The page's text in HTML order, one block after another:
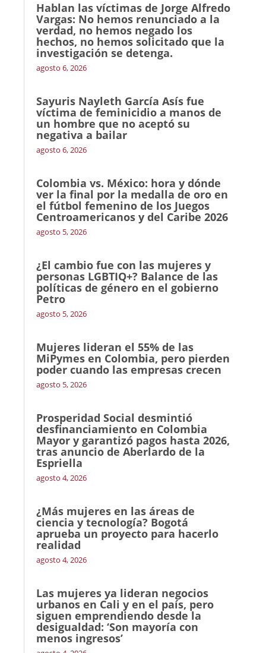
Hablan las víctimas de Jorge Alfredo
Vargas: No hemos renunciado a la
verdad, no hemos negado los
hechos, no hemos solicitado que la
investigación se detenga.
agosto 6, 2026
Sayuris Nayleth García Asís fue
víctima de feminicidio a manos de
un hombre que no aceptó su
negativa a bailar
agosto 6, 2026
Colombia vs. México: hora y dónde
ver la final por la medalla de oro en
el fútbol femenino de los Juegos
Centroamericanos y del Caribe 2026
agosto 5, 2026
¿El cambio fue con las mujeres y
personas LGBTIQ+? Balance de las
políticas de género en el gobierno
Petro
agosto 5, 2026
Mujeres lideran el 55% de las
MiPymes en Colombia, pero pierden
poder cuando las empresas crecen
agosto 5, 2026
Prosperidad Social desmintió
desfinanciamiento en Colombia
Mayor y garantizó pagos hasta 2026,
tras anuncio de Aberlardo de la
Espriella
agosto 4, 2026
¿Más mujeres en las áreas de
ciencia y tecnología? Bogotá
aprueba un proyecto para hacerlo
realidad
agosto 4, 2026
Las mujeres ya lideran negocios
urbanos en Cali y en el país, pero
siguen emprendiendo desde la
desigualdad: ‘Son mayoría con
menos ingresos’